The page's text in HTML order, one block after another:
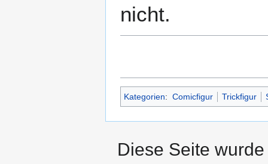
nicht.
Kategorien: Comicfigur Trickfigur
Diese Seite